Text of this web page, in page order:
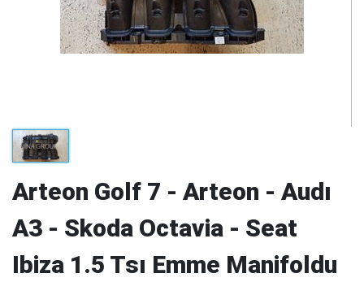
Arteon Golf 7 - Arteon - Audı
A3 - Skoda Octavia - Seat
Ibiza 1.5 Tsı Emme Manifoldu